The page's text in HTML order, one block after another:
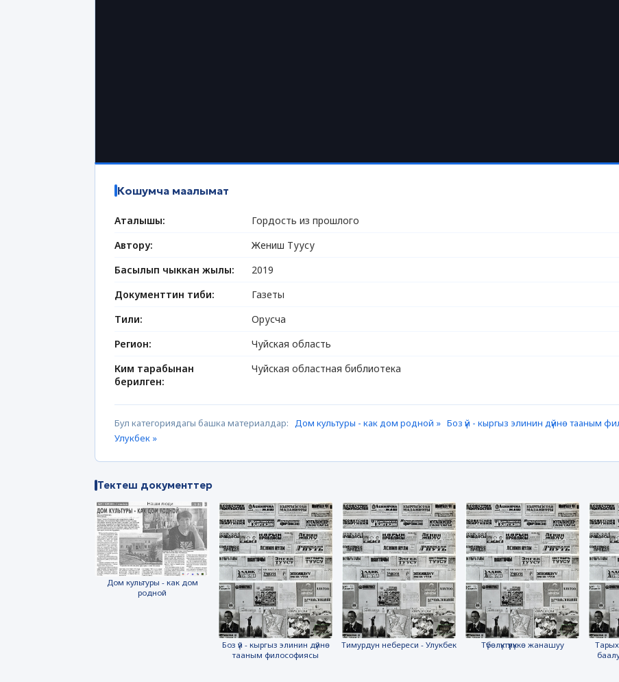
Кошумча маалымат
Аталышы:
Гордость из прошлого
Автору:
Жениш Туусу
Басылып чыккан жылы:
2019
Документтин тиби:
Газеты
Тили:
Орусча
Регион:
Чуйская область
Ким тарабынан
берилген:
Чуйская областная библиотека
Бул категориядагы башка материалдар: Дом культуры - как дом родной » Боз үй - кыргыз элинин дүйнө тааным
Улукбек »
Тектеш документтер
Дом культуры - как дом
родной
Боз үй - кыргыз элинин дүйнө
тааным философиясы
Тимурдун небереси - Улукбек Түбөлүктүүлүккө жанашуу